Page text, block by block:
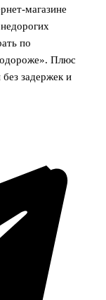
по
Плюс
задержек и